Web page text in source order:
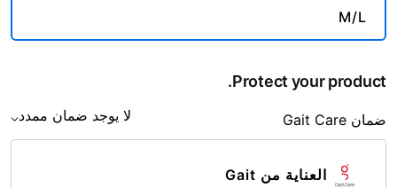
M/L
Protect your product.
ضمان Gait Care لا يوجد ضمان ممدد
العناية من Gait